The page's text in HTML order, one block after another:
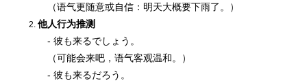
（语气更随意或自信：明天大概要下雨了。）
他人行为推测
- 彼も来るでしょう。
（可能会来吧，语气客观温和。）
- 彼も来るだろう。